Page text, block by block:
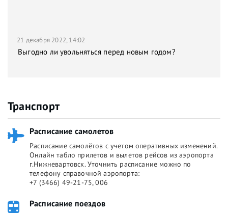
21 декабря 2022, 14:02
Выгодно ли увольняться перед новым годом?
Транспорт
Расписание самолетов
Расписание самолётов с учетом оперативных изменений.
Онлайн табло прилетов и вылетов рейсов из аэропорта
г.Нижневартовск. Уточнить расписание можно по
телефону справочной аэропорта:
+7 (3466) 49-21-75, 006
Расписание поездов